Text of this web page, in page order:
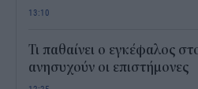
13:10
Τι παθαίνει ο εγκέφαλος
ανησυχούν οι επιστήμονες